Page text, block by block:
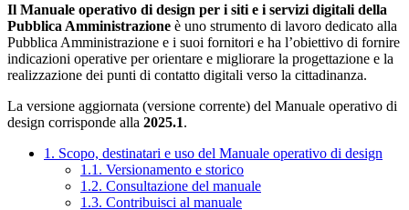
Il Manuale operativo di design per i siti e i servizi digitali della
Pubblica Amministrazione è uno strumento di lavoro dedicato alla
Pubblica Amministrazione e i suoi fornitori e ha l’obiettivo di fornire
indicazioni operative per orientare e migliorare la progettazione e la
realizzazione dei punti di contatto digitali verso la cittadinanza.
La versione aggiornata (versione corrente) del Manuale operativo di
design corrisponde alla 2025.1.
1. Scopo, destinatari e uso del Manuale operativo di design
1.1. Versionamento e storico
1.2. Consultazione del manuale
1.3. Contribuisci al manuale